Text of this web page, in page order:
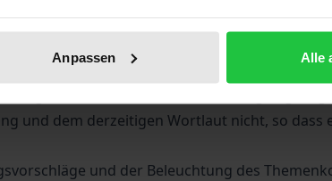
Anpassen Alle
die, das Faktum der unverlangten
ihm vorgegebenen Korsett, sondern
kommt dabei dem Besitzrecht des
dieser weitreichenden Folgen
und dem derzeitigen Wortlaut nicht, so
und der Beleuchtung des